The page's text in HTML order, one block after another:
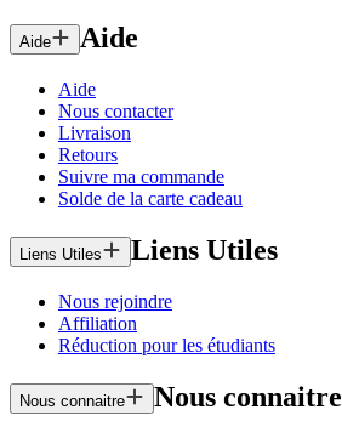
Aide Aide
Aide
Nous contacter
Livraison
Retours
Suivre ma commande
Solde de la carte cadeau
Liens Utiles Liens Utiles
Nous rejoindre
Affiliation
Réduction pour les étudiants
Nous connaitre Nous connaitre